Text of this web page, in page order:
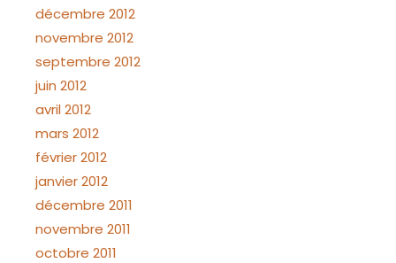
décembre 2012
novembre 2012
septembre 2012
juin 2012
avril 2012
mars 2012
février 2012
janvier 2012
décembre 2011
novembre 2011
octobre 2011